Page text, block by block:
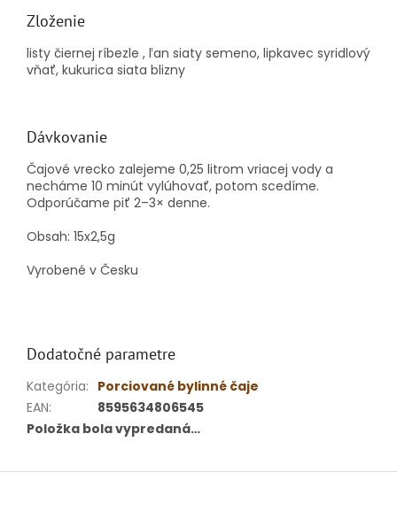
Zloženie
listy čiernej ríbezle , ľan siaty semeno, lipkavec syridlový
vňať, kukurica siata blizny
Dávkovanie
Čajové vrecko zalejeme 0,25 litrom vriacej vody a
necháme 10 minút vylúhovať, potom scedíme.
Odporúčame piť 2–3× denne.
Obsah: 15x2,5g
Vyrobené v Česku
Dodatočné parametre
Kategória: Porciované bylinné čaje
EAN:
8595634806545
Položka bola vypredaná…